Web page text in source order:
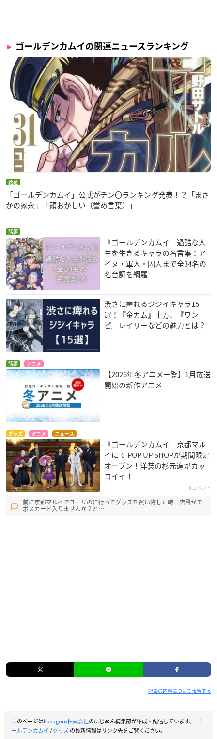
ゴールデンカムイの関連ニュースランキング
話題
「ゴールデンカムイ」公式がチン〇ランキング発表！？「まさ
かの家永」「頭おかしい（誉め言葉）」
話題
『ゴールデンカムイ』過酷な人
生を生きるキャラの名言集！ア
イヌ・軍人・囚人まで全34名の
名台詞を網羅
渋さに痺れるジジイキャラ15
選！『金カム』土方、『ワン
ピ』レイリーなどの魅力とは？
話題 アニメ
【2026年冬アニメ一覧】1月放送
開始の新作アニメ
グッズ アニメ ニュース
『ゴールデンカムイ』京都マル
イにて POP UP SHOPが期間限定
オープン！洋装の杉元達がカッ
コイイ！
4コメント
前に京都マルイでユーリのに行ってグッズを買い物した時、店員がエ
ポスカード入りませんか？と…
記事の内容について報告する
このページはkusuguru株式会社のにじめん編集部が作成・配信しています。 ゴ
ールデンカムイ/グッズの最新情報はリンク先をご覧ください。